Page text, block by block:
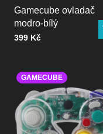
Gamecube ovladač
modro-bílý
Cena bez DPH
399 Kč
GAMECUBE